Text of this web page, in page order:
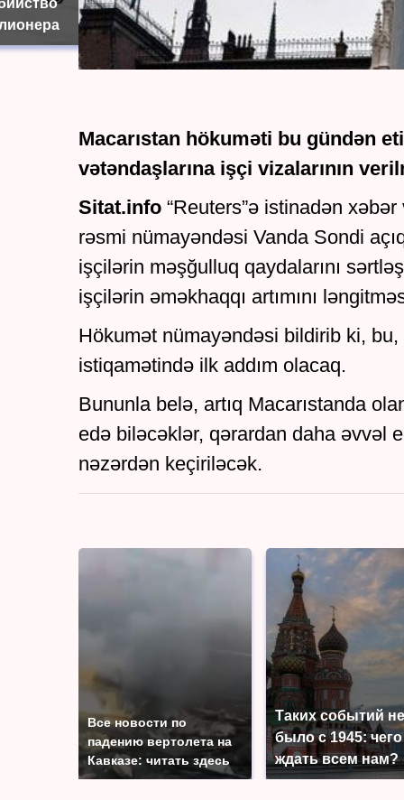
Macarıstan hökuməti bu gündən
vətəndaşlarına işçi vizalarının
Sitat.info “Reuters”ə istinadən
rəsmi nümayəndəsi Vanda Sondi
işçilərin məşğulluq qaydalarını
işçilərin əməkhaqqı artımını
Hökumət nümayəndəsi bildirib ki, bu,
istiqamətində ilk addım olacaq.
Bununla belə, artıq Macarıstanda
edə biləcəklər, qərardan daha əvvəl
nəzərdən keçiriləcək.
Все новости по
падению вертолета на
Кавказе: читать здесь
Таких событий не
было с 1945: чего
ждать всем нам?